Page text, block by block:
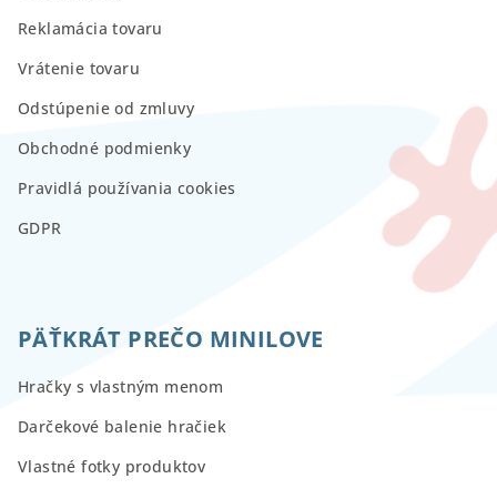
Reklamácia tovaru
Vrátenie tovaru
Odstúpenie od zmluvy
Obchodné podmienky
Pravidlá používania cookies
GDPR
PÄŤKRÁT PREČO MINILOVE
Hračky s vlastným menom
Darčekové balenie hračiek
Vlastné fotky produktov